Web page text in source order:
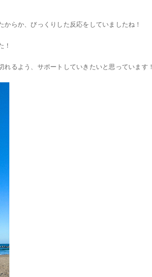
らか、びっくりした反応をしていましたね！
！
るよう、サポートしていきたいと思っています！